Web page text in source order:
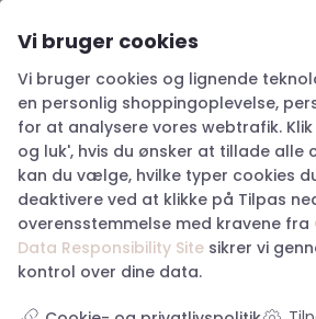
Kundeservice
Om Happy Hunting
Handelsbetingelser
Returnering
Privatlivspolitik
Køb returlabel
Digital fortrydelsesformular
Vi bruger cookies
Vi bruger cookies og lignende
en personlig shoppingoplevelse,
for at analysere vores webtrafik.
og luk', hvis du ønsker at tillade alle
kan du vælge, hvilke typer cookies
deaktivere ved at klikke på Tilpas
overensstemmelse med kravene fra
Data Responsibility Site sikrer vi
kontrol over dine data.